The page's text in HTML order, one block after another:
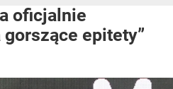
oficjalnie
epitety”